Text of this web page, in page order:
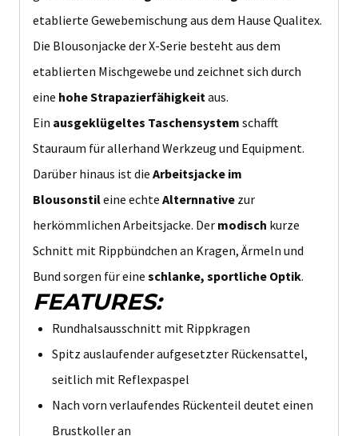
etablierte Gewebemischung aus dem Hause Qualitex.
Die Blousonjacke der X-Serie besteht aus dem
etablierten Mischgewebe und zeichnet sich durch
eine hohe Strapazierfähigkeit aus.
Ein ausgeklügeltes Taschensystem schafft
Stauraum für allerhand Werkzeug und Equipment.
Darüber hinaus ist die Arbeitsjacke im
Blousonstileine echte Alternnative zur
herkömmlichen Arbeitsjacke. Der modisch kurze
Schnitt mit Rippbündchen an Kragen, Ärmeln und
Bund sorgen für eine schlanke, sportliche Optik.
FEATURES:
Rundhalsausschnitt mit Rippkragen
Spitz auslaufender aufgesetzter Rückensattel,
seitlich mit Reflexpaspel
Nach vorn verlaufendes Rückenteil deutet einen
Brustkoller an